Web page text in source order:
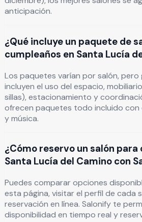
anticipación.
¿Qué incluye un paquete de
cumpleaños en Santa Lucía
Los paquetes varían por salón, pero
incluyen el uso del espacio,
sillas), estacionamiento y
ofrecen paquetes todo incluido con
y música.
¿Cómo reservo un salón para
Santa Lucía del Camino con
Puedes comparar opciones
esta página, visitar el perfil de cada
reservación en línea. Salonify te
disponibilidad en tiempo real y